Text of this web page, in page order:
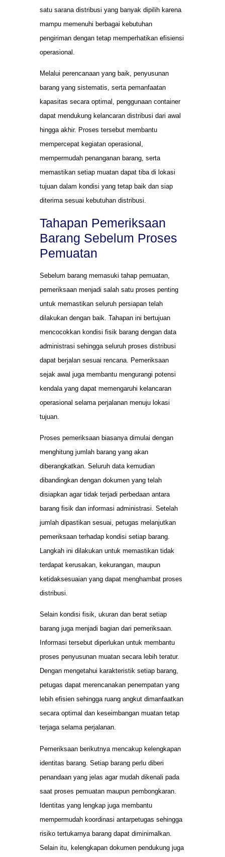
satu sarana distribusi yang banyak dipilih karena
mampu memenuhi berbagai kebutuhan
pengiriman dengan tetap memperhatikan efisiensi
operasional.
Melalui perencanaan yang baik, penyusunan
barang yang sistematis, serta pemanfaatan
kapasitas secara optimal, penggunaan container
dapat mendukung kelancaran distribusi dari awal
hingga akhir. Proses tersebut membantu
mempercepat kegiatan operasional,
mempermudah penanganan barang, serta
memastikan setiap muatan dapat tiba di lokasi
tujuan dalam kondisi yang tetap baik dan siap
diterima sesuai kebutuhan distribusi.
Tahapan Pemeriksaan
Barang Sebelum Proses
Pemuatan
Sebelum barang memasuki tahap pemuatan,
pemeriksaan menjadi salah satu proses penting
untuk memastikan seluruh persiapan telah
dilakukan dengan baik. Tahapan ini bertujuan
mencocokkan kondisi fisik barang dengan data
administrasi sehingga seluruh proses distribusi
dapat berjalan sesuai rencana. Pemeriksaan
sejak awal juga membantu mengurangi potensi
kendala yang dapat memengaruhi kelancaran
operasional selama perjalanan menuju lokasi
tujuan.
Proses pemeriksaan biasanya dimulai dengan
menghitung jumlah barang yang akan
diberangkatkan. Seluruh data kemudian
dibandingkan dengan dokumen yang telah
disiapkan agar tidak terjadi perbedaan antara
barang fisik dan informasi administrasi. Setelah
jumlah dipastikan sesuai, petugas melanjutkan
pemeriksaan terhadap kondisi setiap barang.
Langkah ini dilakukan untuk memastikan tidak
terdapat kerusakan, kekurangan, maupun
ketidaksesuaian yang dapat menghambat proses
distribusi.
Selain kondisi fisik, ukuran dan berat setiap
barang juga menjadi bagian dari pemeriksaan.
Informasi tersebut diperlukan untuk membantu
proses penyusunan muatan secara lebih teratur.
Dengan mengetahui karakteristik setiap barang,
petugas dapat merencanakan penempatan yang
lebih efisien sehingga ruang angkut dimanfaatkan
secara optimal dan keseimbangan muatan tetap
terjaga selama perjalanan.
Pemeriksaan berikutnya mencakup kelengkapan
identitas barang. Setiap barang perlu diberi
penandaan yang jelas agar mudah dikenali pada
saat proses pemuatan maupun pembongkaran.
Identitas yang lengkap juga membantu
mempermudah koordinasi antarpetugas sehingga
risiko tertukarnya barang dapat diminimalkan.
Selain itu, kelengkapan dokumen pendukung juga